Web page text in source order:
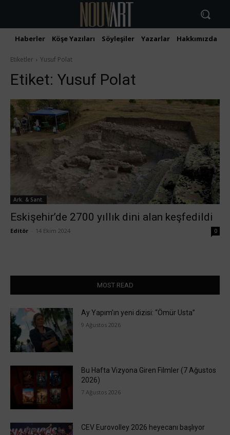
Haberler Köşe Yazıları Söyleşiler Yazarlar Hakkımızda
Etiketler Yusuf Polat
Etiket: Yusuf Polat
Ark. & Sant.
Eskişehir’de 2700 yıllık dini alan keşfedildi
Editör 14 Ekim 2024 0
MOST READ
Ay Yapım’ın yeni dizisi: “Ömür Usta”
9 Ağustos 2026
Bu Hafta Vizyona Giren Filmler (7 Ağustos
2026)
7 Ağustos 2026
CEV Eurovolley 2026 heyecanı başlıyor